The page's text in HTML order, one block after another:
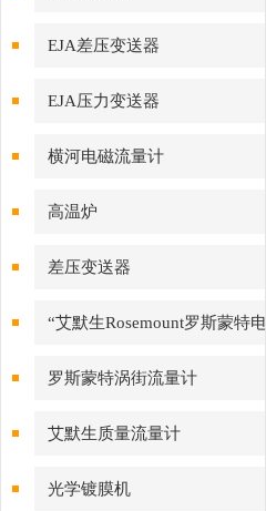
EJA差压变送器
EJA压力变送器
横河电磁流量计
高温炉
差压变送器
“艾默生Rosemount罗斯蒙特电
磁流量计
罗斯蒙特涡街流量计
艾默生质量流量计
光学镀膜机